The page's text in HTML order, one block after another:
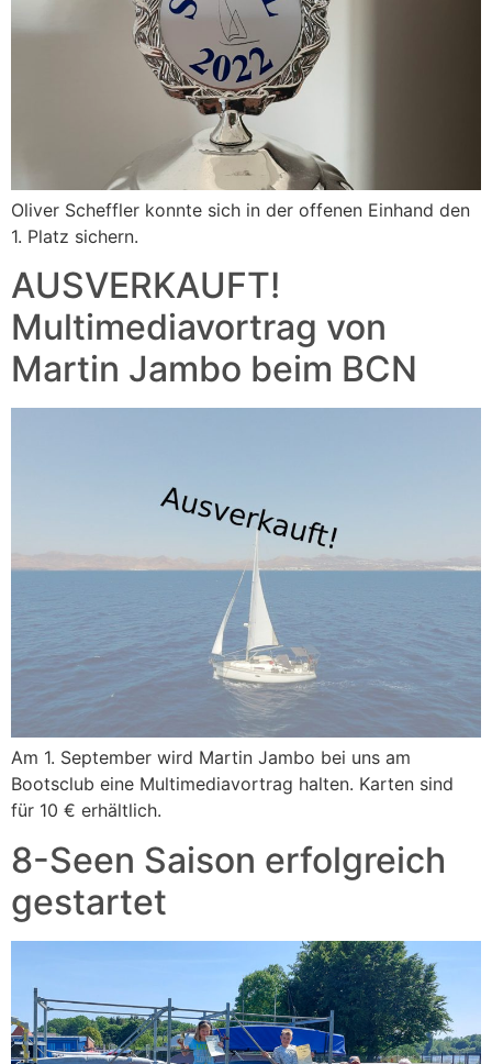
Oliver Scheffler konnte sich in der offenen Einhand den
1. Platz sichern.
AUSVERKAUFT!
Multimediavortrag von
Martin Jambo beim BCN
Am 1. September wird Martin Jambo bei uns am
Bootsclub eine Multimediavortrag halten. Karten sind
für 10 € erhältlich.
8-Seen Saison erfolgreich
gestartet